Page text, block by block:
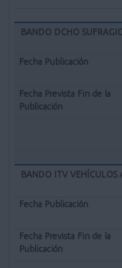
BANDO DCHO
BANDO ITV VEHÍCULOS